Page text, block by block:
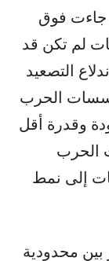
جاءت فوق
لم تكن قد
من حرب 2024 قبل اندلاع التصعيد
الحرب
وقدرة أقل
الحرب
إلى نمط
بين محدودية